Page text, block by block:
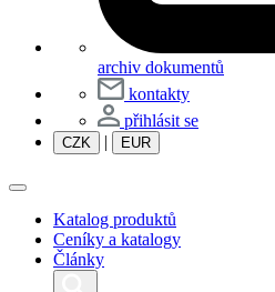
archiv dokumentů
kontakty
přihlásit se
CZK | EUR
Katalog produktů
Ceníky a katalogy
Články